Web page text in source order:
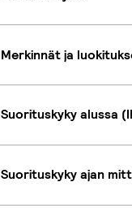
Merkinnät ja
Suorituskyky alussa
Suorituskyky ajan